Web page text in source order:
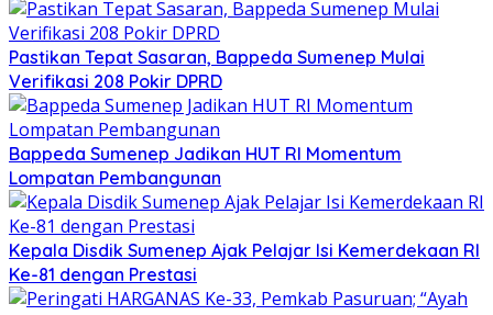
Pastikan Tepat Sasaran, Bappeda Sumenep Mulai
Verifikasi 208 Pokir DPRD
Bappeda Sumenep Jadikan HUT RI Momentum
Lompatan Pembangunan
Kepala Disdik Sumenep Ajak Pelajar Isi Kemerdekaan RI
Ke-81 dengan Prestasi